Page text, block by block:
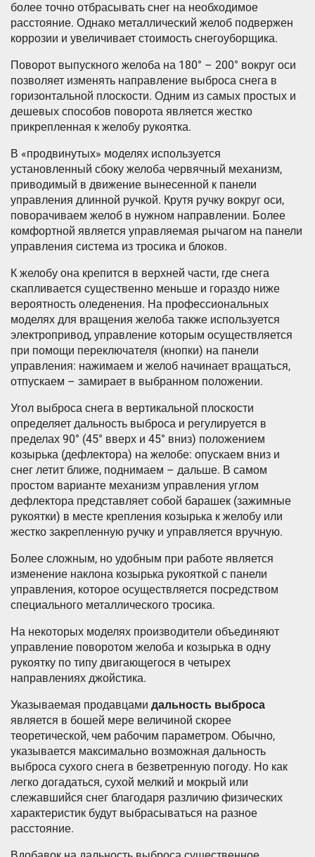
более точно отбрасывать снег на необходимое
расстояние. Однако металлический желоб подвержен
коррозии и увеличивает стоимость снегоуборщика.
Поворот выпускного желоба на 180° – 200° вокруг оси
позволяет изменять направление выброса снега в
горизонтальной плоскости. Одним из самых простых и
дешевых способов поворота является жестко
прикрепленная к желобу рукоятка.
В «продвинутых» моделях используется
установленный сбоку желоба червячный механизм,
приводимый в движение вынесенной к панели
управления длинной ручкой. Крутя ручку вокруг оси,
поворачиваем желоб в нужном направлении. Более
комфортной является управляемая рычагом на панели
управления система из тросика и блоков.
К желобу она крепится в верхней части, где снега
скапливается существенно меньше и гораздо ниже
вероятность оледенения. На профессиональных
моделях для вращения желоба также используется
электропривод, управление которым осуществляется
при помощи переключателя (кнопки) на панели
управления: нажимаем и желоб начинает вращаться,
отпускаем – замирает в выбранном положении.
Угол выброса снега в вертикальной плоскости
определяет дальность выброса и регулируется в
пределах 90° (45° вверх и 45° вниз) положением
козырька (дефлектора) на желобе: опускаем вниз и
снег летит ближе, поднимаем – дальше. В самом
простом варианте механизм управления углом
дефлектора представляет собой барашек (зажимные
рукоятки) в месте крепления козырька к желобу или
жестко закрепленную ручку и управляется вручную.
Более сложным, но удобным при работе является
изменение наклона козырька рукояткой с панели
управления, которое осуществляется посредством
специального металлического тросика.
На некоторых моделях производители объединяют
управление поворотом желоба и козырька в одну
рукоятку по типу двигающегося в четырех
направлениях джойстика.
Указываемая продавцами дальность выброса
является в бошей мере величиной скорее
теоретической, чем рабочим параметром. Обычно,
указывается максимально возможная дальность
выброса сухого снега в безветренную погоду. Но как
легко догадаться, сухой мелкий и мокрый или
слежавшийся снег благодаря различию физических
характеристик будут выбрасываться на разное
расстояние.